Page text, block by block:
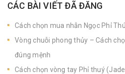
CÁC BÀI VIẾT ĐÃ ĐĂNG
Cách chọn mua nhẫn Ngọc Phỉ
Vòng chuỗi phong thủy – Cách
đúng mệnh
Cách chọn vòng tay Phỉ thuý